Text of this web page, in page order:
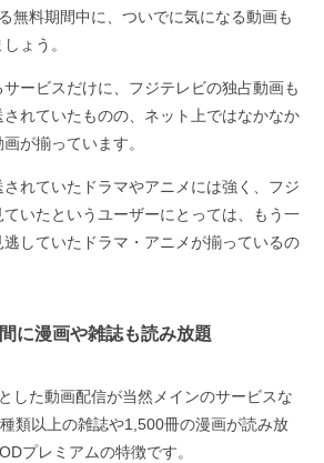
無料期間中に、ついでに気になる動画も
ょう。
ービスだけに、フジテレビの独占動画も
れていたものの、ネット上ではなかなか
が揃っています。
れていたドラマやアニメには強く、フジ
いたというユーザーにとっては、もう一
していたドラマ・アニメが揃っているの
に漫画や雑誌も読み放題
した動画配信が当然メインのサービスな
類以上の雑誌や1,500冊の漫画が読み放
プレミアムの特徴です。